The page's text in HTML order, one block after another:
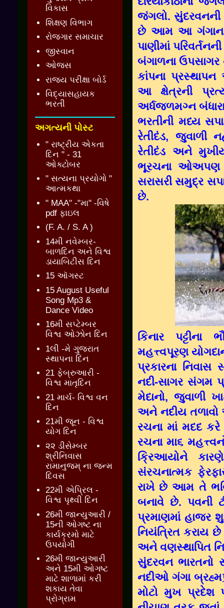
જંગલો. સુંદરવનની
છે આમ આ ગંગાના
પાણીમાં
બંગાળના ઉપસાગર
કાંપના
આ ક્ષેત્રની
અર્ધજળમગ્ન
ભરતીની મધ્ય
રેતીદંડ, જુવાળી
રેતીદંડ અને
ભૂરચના ઓઅપણ
સરાસરી સમુદ્ર
છે.
કિનાર પટ્ટીના
મહત્ત્વપૂરણ
પ્રકારના
નદી-સાગર સંગમ
મેદાનો, જુવાળી
અને નદીય તળાવો
રચના માં મદદ
રચના મા૬
ક્રિઆયોને
સંરચનાત્મક
રાખે છે આમ તે
બનાવે છે. પવની
પ્રમાણમાં હાજર
નિયંત્રિત કરાય
અને વણસ્થાપિત
સુંદરવન ભારતનો
નદીઓ ગંગા
મોટો મુખ પ્રદેશ
વિકાસ
શિક્ષણ વિભાગ
રોજગાર સમાચાર
જીસ્વાન
ઓજસ
રાજ્ય પરીક્ષા બોર્ડ
વિદ્યાસહાયક
ભરતી
અગત્યની પોસ્ટ
" રાષ્ટ્રીય એકતા
દિન " - 31
ઓક્ટોબર
" સત્યના પ્રયોગો "
આત્મકથા
" MAA" -"મા" -વિષે
pdf ફાઇલ
(F. A. / S. A )
14મી નવેમ્બર-
બાળદિન અને વિશ્વ
ડાયાબિટીસ દિન
15 ઑગસ્ટ
15 August Useful
Song Mp3 &
Dance Video
16મી સપ્ટેમ્બર
વિશ્વ ઓઝોન દિન
1લી -મે ગુજરાત
સ્થાપના દિન
21 ફેબ્રુઆરી -
વિશ્વ માતૃદિન
21 માર્ચ- વિશ્વ વન
દિન
21મી જૂન - વિશ્વ
યોગ દિન
૨૨ ડીસેમ્બર
શ્રીનિવાસ
રામાનુજમ્ ના જન્મ
દિવસ
22મી એપ્રિલ -
વિશ્વ પૃથ્વી દિન
26મી જાન્યુઆરી /
15ની ઓગષ્ટ ના
કાર્યક્રમો માટે
ઉપયોગી
26મી જાન્યુઆરી
અને 15મી ઓગષ્ટ
માટે શાળામાં કરી
શકાય તેવા
પ્રોગ્રામ